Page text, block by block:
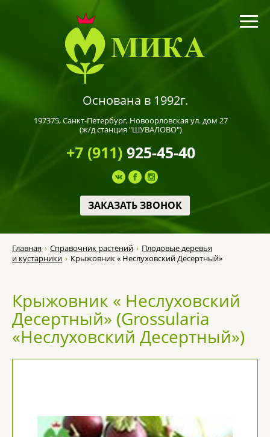
Основана в 1992г.
197375,Санкт-Петербург, Новоорловская ул. дом 27
(ж/д станция "ШУВАЛОВО")
+7 (911)925-45-40
ЗАКАЗАТЬ ЗВОНОК
Главная Справочник растений
Плодовые деревья
и кустарники
Крыжовник « Неслуховский Десертный»
Крыжовник « Неслуховский
Десертный» (Grossularia
«Неслуховский Десертный»)